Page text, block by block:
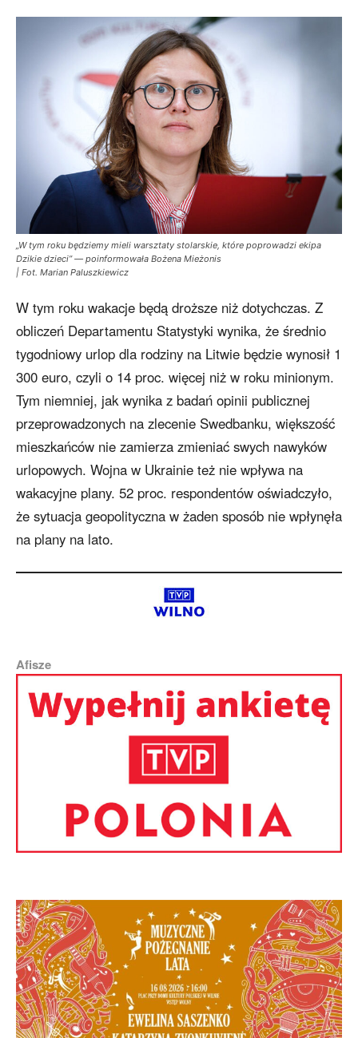
„W tym roku będziemy mieli warsztaty stolarskie, które poprowadzi ekipa
Dzikie dzieci” — poinformowała Bożena Mieżonis
| Fot. Marian Paluszkiewicz
W tym roku wakacje będą droższe niż dotychczas. Z
obliczeń Departamentu Statystyki wynika, że średnio
tygodniowy urlop dla rodziny na Litwie będzie wynosił 1
300 euro, czyli o 14 proc. więcej niż w roku minionym.
Tym niemniej, jak wynika z badań opinii publicznej
przeprowadzonych na zlecenie Swedbanku, większość
mieszkańców nie zamierza zmieniać swych nawyków
urlopowych. Wojna w Ukrainie też nie wpływa na
wakacyjne plany. 52 proc. respondentów oświadczyło,
że sytuacja geopolityczna w żaden sposób nie wpłynęła
na plany na lato.
Afisze